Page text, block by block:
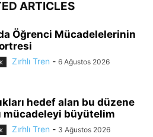
ARTICLES
Öğrenci Mücadelelerinin
Zırhlı Tren - 6 Ağustos 2026
hedef alan bu düzene
mücadeleyi büyütelim
Zırhlı Tren - 3 Ağustos 2026